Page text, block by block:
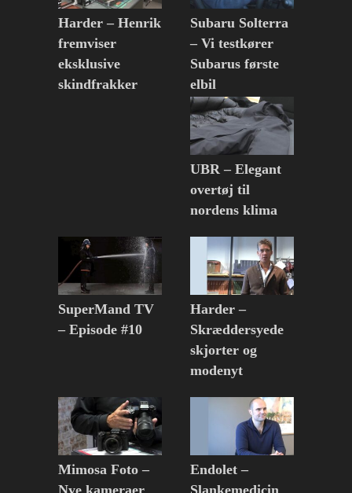
Harder – Henrik
fremviser
eksklusive
skindfrakker
Subaru Solterra
– Vi testkører
Subarus første
elbil
UBR – Elegant
overtøj til
nordens klima
SuperMand TV
– Episode #10
Harder –
Skræddersyede
skjorter og
modenyt
Mimosa Foto –
Endolet –